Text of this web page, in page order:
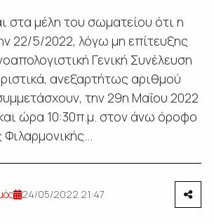
στα μέλη του σωματείου ότι η
22/5/2022, λόγω μη επίτευξης
Γενική Συνέλευση
ανεξαρτήτως αριθμού
την 29η Μαΐου 2022
ώρα 10:30π.μ. στον άνω όροφο
Φιλαρμονικής...
24/05/2022 21:47